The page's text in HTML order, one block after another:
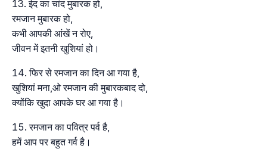
ईद का चांद मुबारक हो,
रमजान मुबारक हो,
कभी आपकी आंखें न रोए,
जीवन में इतनी खुशियां हो।
फिर से रमजान का दिन आ गया है,
खुशियां मना,ओ रमजान की मुबारकबाद दो,
क्योंकि खुदा आपके घर आ गया है।
रमजान का पवित्र पर्व है,
हमें आप पर बहुत गर्व है।